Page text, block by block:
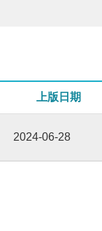
上版日期
2024-06-28